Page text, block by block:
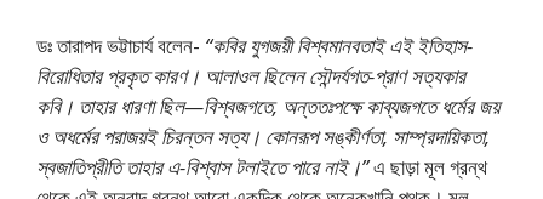
ডঃ তারাপদ ভট্টাচার্য বলেন- “কবির যুগজয়ী বিশ্বমানবতাই এই ইতিহাস-
বিরােধিতার প্রকৃত কারণ। আলাওল ছিলেন সৌন্দর্যগত-প্রাণ সত্যকার
কবি। তাহার ধারণা ছিল—বিশ্বজগতে, অন্ততঃপক্ষে কাব্যজগতে ধর্মের জয়
ও অধর্মের পরাজয়ই চিরন্তন সত্য। কোনরূপ সঙ্কীর্ণতা, সাম্প্রদায়িকতা,
স্বজাতিপ্রীতি তাহার এ-বিশ্বাস টলাইতে পারে নাই।”এ ছাড়া মূল গ্রন্থ